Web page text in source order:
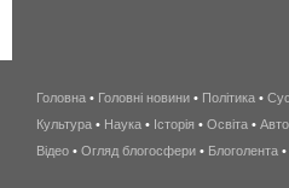
Головна • Головні новини • Політика •
Культура • Наука • Історія • Освіта • Авто
Відео • Огляд блогосфери • Блоголента •